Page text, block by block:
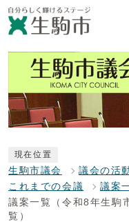
現在位置
生駒市議会 議会の活
これまでの会議
議案
議案一覧（令和8年生駒
覧）